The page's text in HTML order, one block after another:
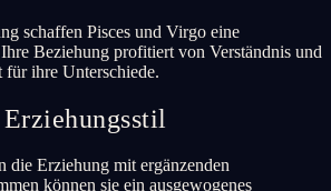
schaffen Pisces und Virgo eine
Beziehung profitiert von Verständnis und
für ihre Unterschiede.
die Erziehung mit ergänzenden
können sie ein ausgewogenes